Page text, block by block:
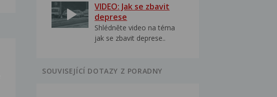
VIDEO: Jak se zbavit
deprese
Shlédněte video na téma
jak se zbavit deprese..
SOUVISEJÍCÍ DOTAZY Z PORADNY